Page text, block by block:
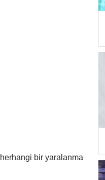
bir yaralanma